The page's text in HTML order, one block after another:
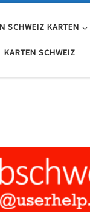
SCHWEIZ KARTEN
KARTEN SCHWEIZ